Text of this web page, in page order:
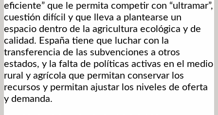
eficiente” que le permita competir con “ultramar”,
cuestión difícil y que lleva a plantearse un
espacio dentro de la agricultura ecológica y de
calidad. España tiene que luchar con la
transferencia de las subvenciones a otros
estados, y la falta de políticas activas en el medio
rural y agrícola que permitan conservar los
recursos y permitan ajustar los niveles de oferta
y demanda.